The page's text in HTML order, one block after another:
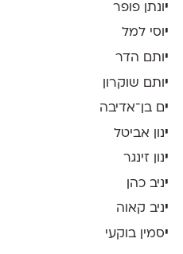
י ונתן פופר
יוסי למל
י ותם הדר
יותם שוקרון
ים בן־אדיבה
ינון אביטל
ינון זינגר
יניב כהן
יניב קאוה
יסמין בוקעי